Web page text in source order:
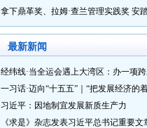
最新新闻
习近平：因地制宜发展新质生产力